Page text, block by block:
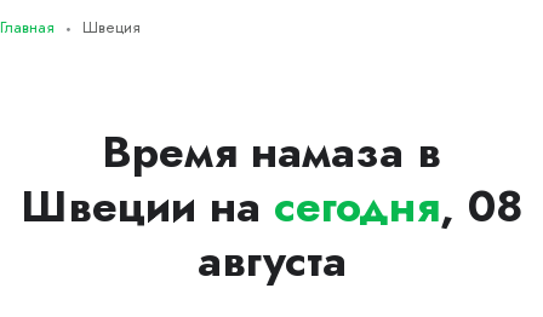
Главная Швеция
Время намаза в
Швеции на сегодня, 08
августа